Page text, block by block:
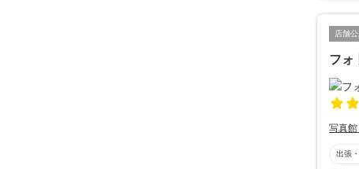
店舗公
フォ
写真
出張